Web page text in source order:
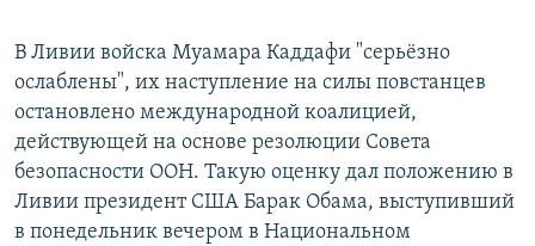
Все сайты РСЕ/РС
В Ливии войска Муамара Каддафи "серьёзно
ослаблены", их наступление на силы повстанцев
остановлено международной коалицией,
действующей на основе резолюции Совета
безопасности ООН. Такую оценку дал положению в
Ливии президент США Барак Обама, выступивший
в понедельник вечером в Национальном